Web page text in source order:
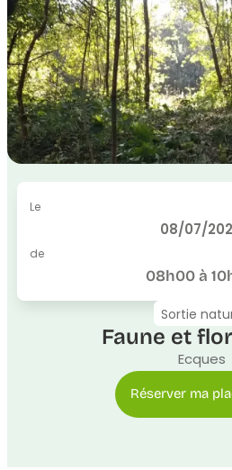
Le
08/07/
de
08h00 à
Sortie
Faune et
Ecques
Réserver ma